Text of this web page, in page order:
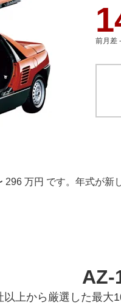
前月差
万円 です。年式が新
AZ-
以上から厳選した最大